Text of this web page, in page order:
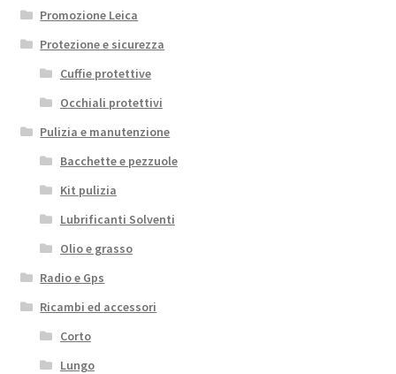
Promozione Leica
Protezione e sicurezza
Cuffie protettive
Occhiali protettivi
Pulizia e manutenzione
Bacchette e pezzuole
Kit pulizia
Lubrificanti Solventi
Olio e grasso
Radio e Gps
Ricambi ed accessori
Corto
Lungo